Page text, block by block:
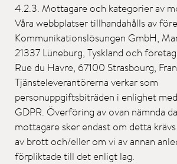
4.2.3. Mottagare och kategorier av
Våra webbplatser tillhandahålls av
Kommunikationslösungen GmbH,
21337 Lüneburg, Tyskland och
Rue du Havre, 67100 Strasbourg,
Tjänsteleverantörerna verkar som
personuppgiftsbiträden i enlighet
GDPR. Överföring av ovan nämnda
mottagare sker endast om detta
av brott och/eller om vi av annan
förpliktade till det enligt lag.